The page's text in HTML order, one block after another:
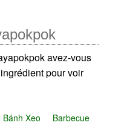
avez-vous
pour voir
Bánh Xeo
Barbecue